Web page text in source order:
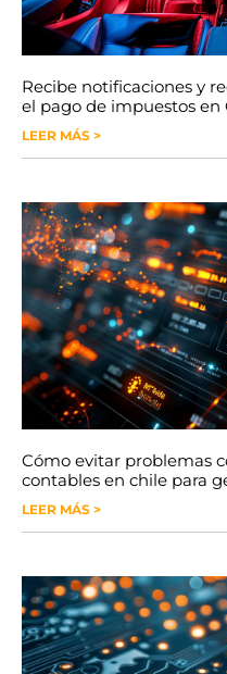
Recibe notificaciones y
el pago de impuestos
LEER MÁS >
Cómo evitar problemas
contables en chile para
LEER MÁS >